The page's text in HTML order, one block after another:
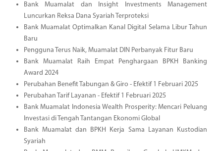
Bank Muamalat dan Insight Investments Management
Luncurkan Reksa Dana Syariah Terproteksi
Bank Muamalat Optimalkan Kanal Digital Selama Libur Tahun
Baru
Pengguna Terus Naik, Muamalat DIN Perbanyak Fitur Baru
Bank Muamalat Raih Empat Penghargaan BPKH Banking
Award 2024
Perubahan Benefit Tabungan & Giro - Efektif 1 Februari 2025
Perubahan Tarif Layanan - Efektif 1 Februari 2025
Bank Muamalat Indonesia Wealth Prosperity: Mencari Peluang
Investasi di Tengah Tantangan Ekonomi Global
Bank Muamalat dan BPKH Kerja Sama Layanan Kustodian
Syariah